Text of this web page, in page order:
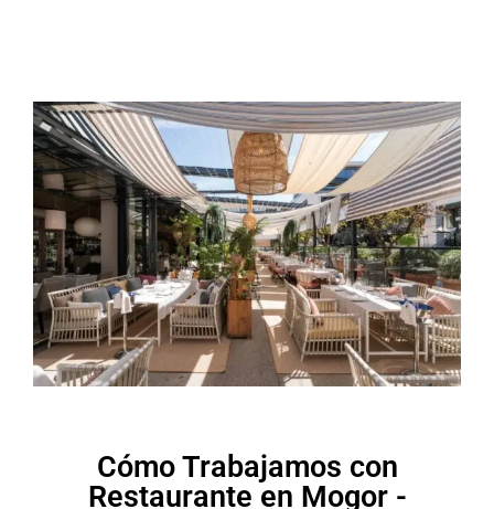
Cómo Trabajamos con
Restaurante en Mogor -